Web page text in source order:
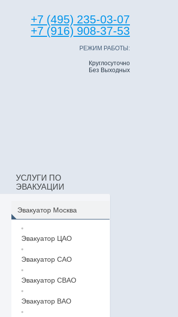
+7 (495) 235-03-07
+7 (916) 908-37-53
РЕЖИМ РАБОТЫ:
Круглосуточно
Без Выходных
УСЛУГИ ПО
ЭВАКУАЦИИ
Эвакуатор Москва
Эвакуатор ЦАО
Эвакуатор САО
Эвакуатор СВАО
Эвакуатор ВАО